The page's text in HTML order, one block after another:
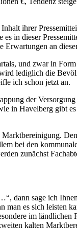
ihrer
in dieser
Erwartungen an
und zwar in
lediglich die
ich schon jetzt an.
der
in Havelberg gibt
bei den
zunächst
dann sage ich
man es sich leisten
im ländlichen
kalten